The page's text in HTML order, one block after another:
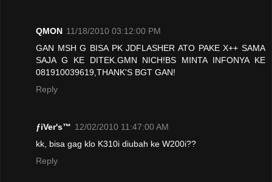
QMON 11/18/2010 03:12:00 PM
GAN MSH G BISA PK JDFLASHER ATO PAKE X++ SAMA
SAJA G KE DITEK.GMN NICH!BS MINTA INFONYA KE
081910039619,THANK'S BGT GAN!
Reply
ƒiVer's™ 12/02/2010 11:47:00 AM
kk, bisa gag klo K310i diubah ke W200i??
Reply